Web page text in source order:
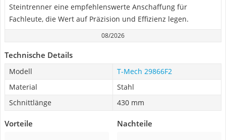
Steintrenner eine empfehlenswerte Anschaffung für
Fachleute, die Wert auf Präzision und Effizienz legen.
08/2026
Technische Details
Modell
T-Mech 29866F2
Material
Stahl
Schnittlänge
430 mm
Vorteile Nachteile